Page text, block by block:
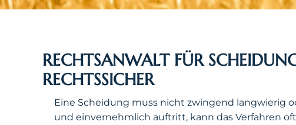
RECHTSANWALT FÜR
RECHTSSICHER
Eine Scheidung muss nicht zwingend langwierig
und einvernehmlich auftritt, kann das Verfahren